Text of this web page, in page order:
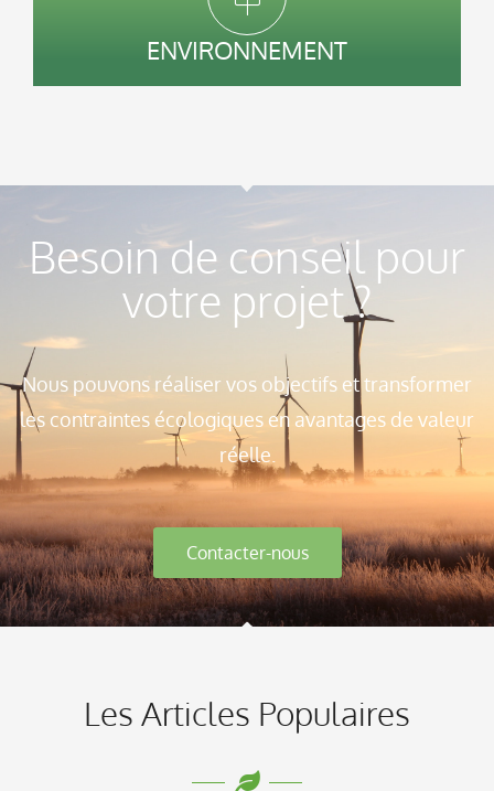
ENVIRONNEMENT
Besoin de conseil pour
votre projet ?
Nous pouvons réaliser vos objectifs et transformer
les contraintes écologiques en avantages de valeur
réelle.
Contacter-nous
Les Articles Populaires